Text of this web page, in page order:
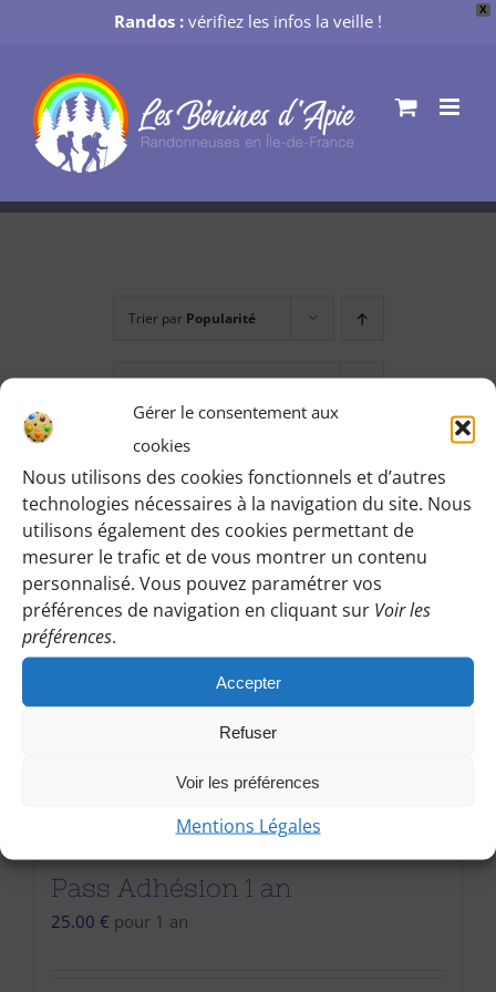
X
Randos : vérifiez les infos la veille !
Gérer le consentement aux
cookies
Nous utilisons des cookies fonctionnels et d’autres
technologies nécessaires à la navigation du site. Nous
utilisons également des cookies permettant de
mesurer le trafic et de vous montrer un contenu
personnalisé. Vous pouvez paramétrer vos
préférences de navigation en cliquant sur Voir les
préférences.
Accepter
Refuser
Voir les préférences
Mentions Légales
contenu
Trier par Popularité
Montrer12 produits
Pass Adhésion 1 an
25.00 € pour 1 an